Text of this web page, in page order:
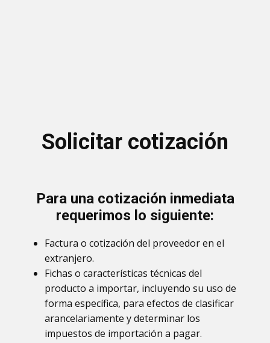
Solicitar cotización
Para una cotización inmediata
requerimos lo siguiente:
Factura o cotización del proveedor en el
extranjero.
Fichas o características técnicas del
producto a importar, incluyendo su uso de
forma específica, para efectos de clasificar
arancelariamente y determinar los
impuestos de importación a pagar.